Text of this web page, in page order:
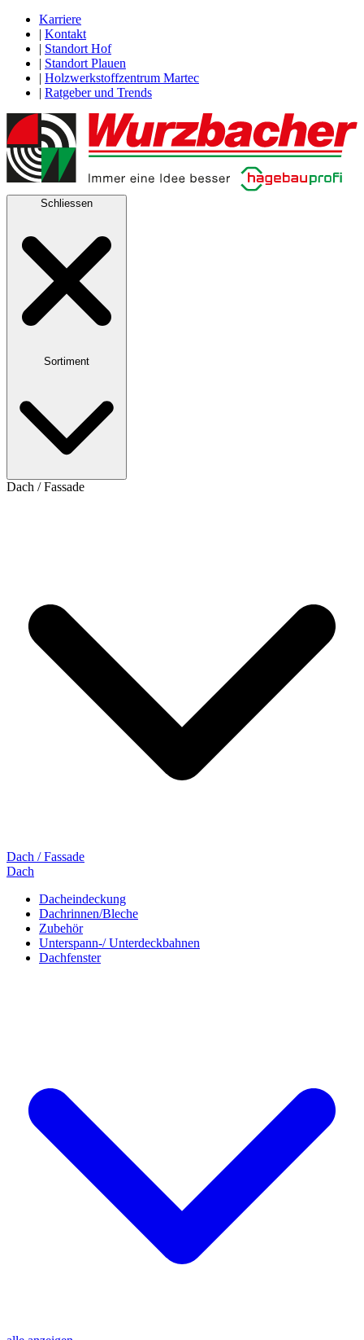
Karriere
| Kontakt
| Standort Hof
| Standort Plauen
| Holzwerkstoffzentrum Martec
| Ratgeber und Trends
Schliessen
Sortiment
Dach / Fassade
Dach / Fassade
Dach
Dacheindeckung
Dachrinnen/Bleche
Zubehör
Unterspann-/ Unterdeckbahnen
Dachfenster